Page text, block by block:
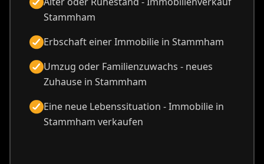
Stammham
Erbschaft einer Immobilie in Stammham
Umzug oder Familienzuwachs - neues
Zuhause in Stammham
Eine neue Lebenssituation - Immobilie in
Stammham verkaufen